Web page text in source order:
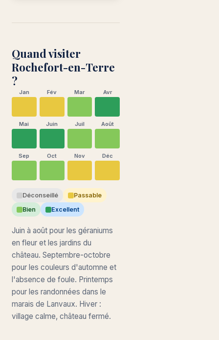
Quand visiter
Rochefort-en-Terre
?
Jan Fév Mar Avr
Mai Juin Juil Août
Sep Oct Nov Déc
Déconseillé
Passable
Bien
Excellent
Juin à août pour les géraniums
en fleur et les jardins du
château. Septembre-octobre
pour les couleurs d'automne et
l'absence de foule. Printemps
pour les randonnées dans le
marais de Lanvaux. Hiver :
village calme, château fermé.